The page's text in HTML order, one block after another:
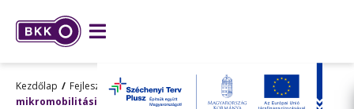
Kezdőlap Fejlesztések
Összes fejlesztésünk
mikromobilitási fejlesztés